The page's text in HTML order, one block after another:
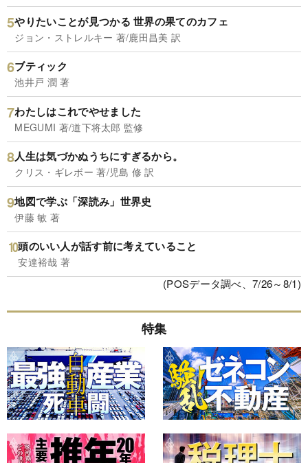
やりたいことが見つかる 世界の果てのカフェ
ジョン・ストレルキー 著/鹿田昌美 訳
ブティック
池井戸 潤 著
わたしはこれでやせました
MEGUMI 著/道下将太郎 監修
人生は気づかぬうちにすぎるから。
クリス・ギレボー 著/児島 修 訳
地図で学ぶ「深読み」世界史
伊藤 敏 著
頭のいい人が話す前に考えていること
安達裕哉 著
(POSデータ調べ、7/26～8/1)
特集